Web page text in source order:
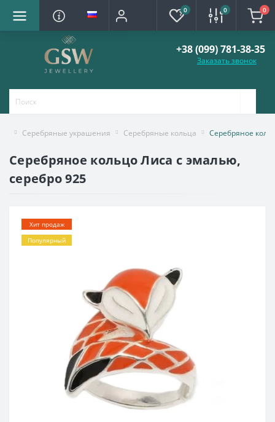
0 0 0
+38 (099) 781-38-35
Заказать звонок
Серебряные украшения Серебряные кольца Серебряное
Серебряное кольцо Лиса с эмалью,
серебро 925
Хит продаж
Популярный